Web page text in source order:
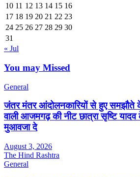
10 11 12 13 14 15 16
17 18 19 20 21 22 23
24 25 26 27 28 29 30
31
« Jul
You may Missed
General
जंतर मंतर आंदोलनकारियों से हुए
वाली आजमगढ़ की नीट छात्रा सृष्टि
मुआवजा दे
August 3, 2026
The Hind Rashtra
General